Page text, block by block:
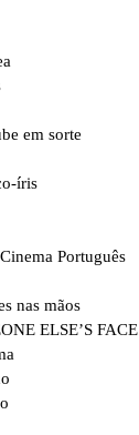
em sorte
íris
Português
nas mãos
ELSE’S FACE